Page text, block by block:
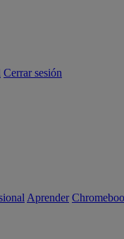
Cerrar sesión
Aprender